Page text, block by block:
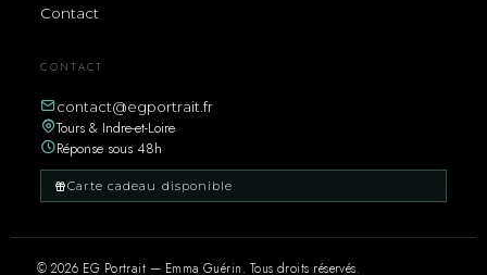
Contact
CONTACT
contact@egportrait.fr
Tours & Indre-et-Loire
Réponse sous 48h
Carte cadeau disponible
© 2026 EG Portrait — Emma Guérin. Tous droits réservés.